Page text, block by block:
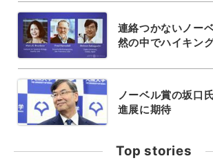
連絡つかないノー
然の中でハイキン
ノーベル賞の坂口
進展に期待
Top stories